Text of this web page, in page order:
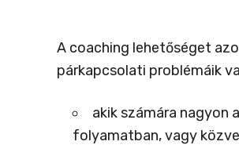
A coaching lehetőséget
párkapcsolati problémáik
akik számára nagyon
folyamatban, vagy